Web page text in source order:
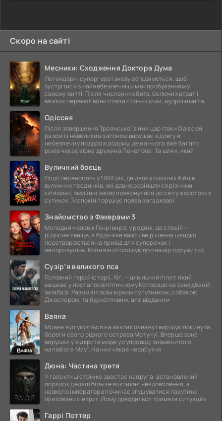
Скоро на сайті
Месники: Сходження Доктора Дума
Легендарні супергерої знову об'єднуються, щоб
зустрітися з найнебезпечнішим випробуванням у
своєму житті. Після численних битв, болючих втрат і
важких перемог вони стали сильнішими, мудрішими та
Одіссея
Після завершення Троянської війни цар Ітаки Одіссей
разом із невеликим загоном вирушає в довгу й
небезпечну подорож додому, де на нього вже багато
років чекає вірна дружина Пенелопа. Та шлях, який
Вуличний боєць
Події переносять у 1993 рік, де двоє колишніх бійців
вуличних поєдинків, які давно розійшлися різними
шляхами, змушені знову повернутися до світу жорстоких
сутичок. Їх спокій порушує поява загадкової
Знайомство з Факерами 3
Молодий чоловік Генрі виріс у родині, де спокій —
рідкісне явище, а будь-яке важливе рішення швидко
перетворюється на привід для суперечок і
непорозумінь. Коли він оголошує про намір одружитися,
Сузір’я великого пса
Головний герой історії, Хіг, — цивільний пілот, який
мешкає у постапокаліптичному Колорадо на занедбаній
авіабазі. Разом зі своїм вірним супутником, собакою
Джаспером, та буркотливим, але відданим
Ваяна
Моана відгукується на заклик океану і вирішує покинути
береги свого рідного острова Мотунуї. Вперше вона
вирушає у відкрите море у супроводі знаменитого
напівбога Мауї. На них чекає незабутня
Дюна: Частина третя
У галактиці стрімко зростає напруга: встановлений
порядок дедалі більше викликає невдоволення, а
навколо імператора починає згущуватися павутина
прихованих інтриг. Йому доводиться тримати ситуацію
Гаррі Поттер